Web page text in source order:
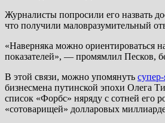
Журналисты попросили его назвать
что получили маловразумительный
«Наверняка можно ориентироваться
показателей», — промямлил Песков,
В этой связи, можно упомянуть
бизнесмена путинской эпохи Олега
список «Форбс» няряду с сотней его
«сотоварищей» долларовых